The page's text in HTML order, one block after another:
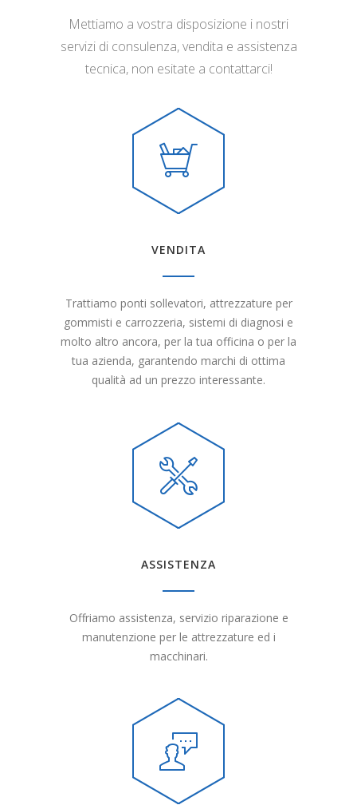
Mettiamo a vostra disposizione i nostri
servizi di consulenza, vendita e assistenza
tecnica, non esitate a contattarci!
VENDITA
Trattiamo ponti sollevatori, attrezzature per
gommisti e carrozzeria, sistemi di diagnosi e
molto altro ancora, per la tua officina o per la
tua azienda, garantendo marchi di ottima
qualità ad un prezzo interessante.
ASSISTENZA
Offriamo assistenza, servizio riparazione e
manutenzione per le attrezzature ed i
macchinari.